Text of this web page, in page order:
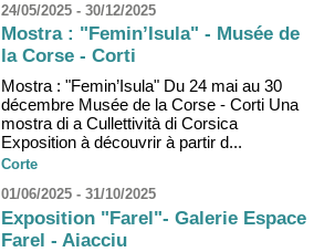
24/05/2025 - 30/12/2025
Mostra : "Femin’Isula" - Musée de
la Corse - Corti
Mostra : "Femin’Isula" Du 24 mai au 30
décembre Musée de la Corse - Corti Una
mostra di a Cullettività di Corsica
Exposition à découvrir à partir d...
Corte
01/06/2025 - 31/10/2025
Exposition "Farel"- Galerie Espace
Farel - Aiacciu